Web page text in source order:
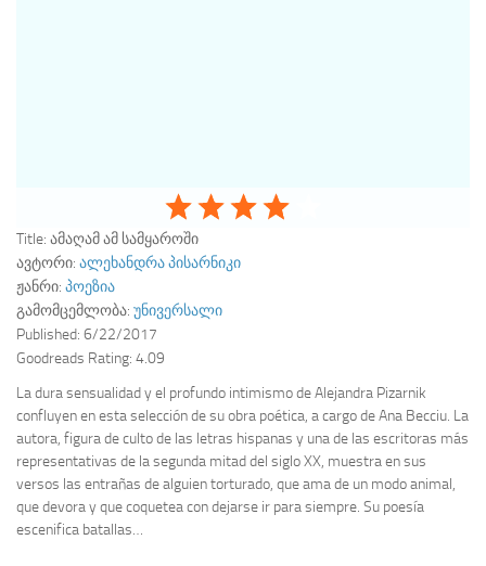
Title: ამაღამ ამ სამყაროში
ავტორი: ალეხანდრა პისარნიკი
ჟანრი: პოეზია
გამომცემლობა: უნივერსალი
Published: 6/22/2017
Goodreads Rating: 4.09
La dura sensualidad y el profundo intimismo de Alejandra Pizarnik
confluyen en esta selección de su obra poética, a cargo de Ana Becciu. La
autora, figura de culto de las letras hispanas y una de las escritoras más
representativas de la segunda mitad del siglo XX, muestra en sus
versos las entrañas de alguien torturado, que ama de un modo animal,
que devora y que coquetea con dejarse ir para siempre. Su poesía
escenifica batallas…